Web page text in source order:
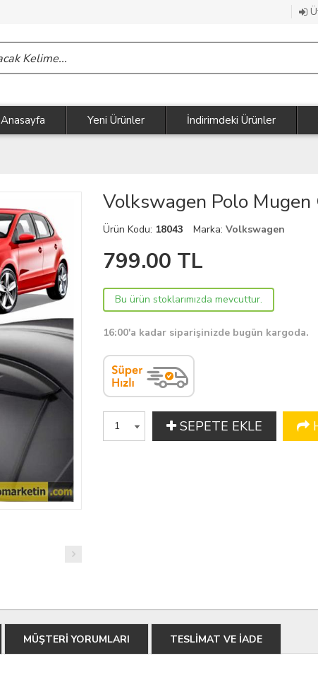
Anasayfa Yeni Ürünler İndirimdeki Ürünler
Volkswagen Polo Mugen
Ürün Kodu: 18043 Marka:Volkswagen
799.00 TL
Bu ürün stoklarımızda mevcuttur.
16:00'a kadar siparişinizde bugün kargoda.
SEPETE EKLE
MÜŞTERİ YORUMLARI TESLİMAT VE İADE